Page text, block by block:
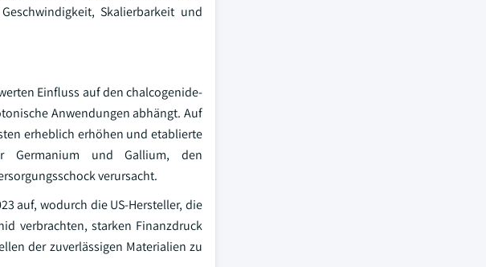
Skalierbarkeit und
Einfluss auf den chalcogenide-
Anwendungen abhängt. Auf
erheblich erhöhen und etablierte
Germanium und Gallium, den
verursacht.
auf, wodurch die US-Hersteller, die
verbrachten, starken Finanzdruck
der zuverlässigen Materialien zu